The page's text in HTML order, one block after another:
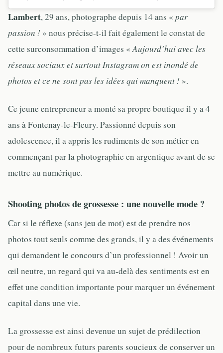
Lambert, 29 ans, photographe depuis 14 ans « par
passion ! » nous précise-t-il fait également le constat de
cette surconsommation d’images «Aujourd’hui avec les
réseaux sociaux et surtout Instagram on est inondé de
photos et ce ne sont pas les idées qui manquent ! ».
Ce jeune entrepreneur a monté sa propre boutique il y a 4
ans à Fontenay-le-Fleury. Passionné depuis son
adolescence, il a appris les rudiments de son métier en
commençant par la photographie en argentique avant de se
mettre au numérique.
Shooting photos de grossesse : une nouvelle mode ?
Car si le réflexe (sans jeu de mot) est de prendre nos
photos tout seuls comme des grands, il y a des événements
qui demandent le concours d’un professionnel ! Avoir un
œil neutre, un regard qui va au-delà des sentiments est en
effet une condition importante pour marquer un événement
capital dans une vie.
La grossesse est ainsi devenue un sujet de prédilection
pour de nombreux futurs parents soucieux de conserver un